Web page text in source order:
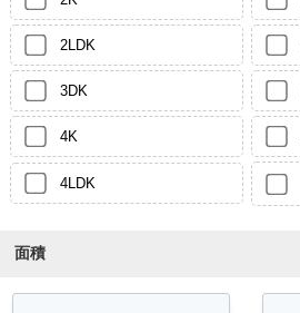
2LDK
3DK
4K
4LDK
面積